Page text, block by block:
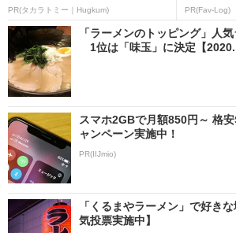
PR(タカラトミー｜Hugkum) PR(Fav-Log)
「ラーメンのトッピング」人
1位は「味玉」に決定【
スマホ2GBで月額850円～ 格
ャンペーン実施中！
PR(IIJmio)
「くるまやラーメン」で好き
気投票実施中】